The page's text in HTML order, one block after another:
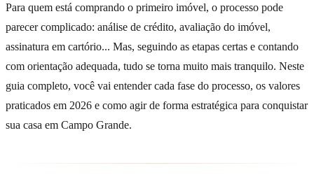
Para quem está comprando o primeiro imóvel, o processo pode
parecer complicado: análise de crédito, avaliação do imóvel,
assinatura em cartório... Mas, seguindo as etapas certas e contando
com orientação adequada, tudo se torna muito mais tranquilo. Neste
guia completo, você vai entender cada fase do processo, os valores
praticados em 2026 e como agir de forma estratégica para conquistar
sua casa em Campo Grande.